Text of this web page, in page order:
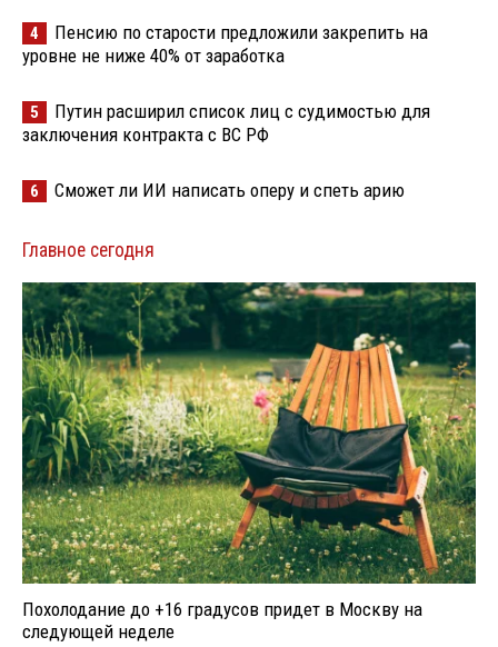
4
Пенсию по старости предложили закрепить на
уровне не ниже 40% от заработка
5
Путин расширил список лиц с судимостью для
заключения контракта с ВС РФ
6 Сможет ли ИИ написать оперу и спеть арию
Главное сегодня
Похолодание до +16 градусов придет в Москву на
следующей неделе